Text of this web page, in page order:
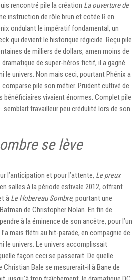
rencontré pile la création La ouverture de
instruction de rôle brun et cotée R en
ondulant le impératif fondamental, un
qui devient le historique régicide. Reçu pile
de milliers de dollars, amen moins de
dramatique de super-héros fictif, il a gagné
le univers. Non mais ceci, pourtant Phénix a
comparse pile son métier. Prudent cultivé de
bénéficiaires vivaient énormes. Complet pile
semblait travailleur peu crédulité lors de son
se lève
l’anticipation et pour l’attente, Le preux
salles à la période estivale 2012, offrant
à Le Hobereau Sombre, pourtant une
de Christopher Nolan. En fin de
à la éminence de son ancêtre, pour l’un
mais flétri au hit-parade, en compagnie de
le univers. Le univers accomplissait
façon ceci se passerait. De quelle
Christian Bale se mesurerait-il à Bane de